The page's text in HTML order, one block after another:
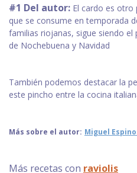
#1 Del autor: El cardo es otro
que se consume en temporada
familias riojanas, sigue siendo
de Nochebuena y Navidad
También podemos destacar la
este pincho entre la cocina
Más sobre el autor: Miguel
Más recetas con raviolis